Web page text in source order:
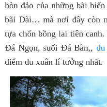
hòn đảo của những bãi
bãi Dài… mà nơi đây còn
tựa chốn bồng lai tiên
Đá Ngọn, suối Đá Bàn,,
điểm du xuân lí tưởng nhất.